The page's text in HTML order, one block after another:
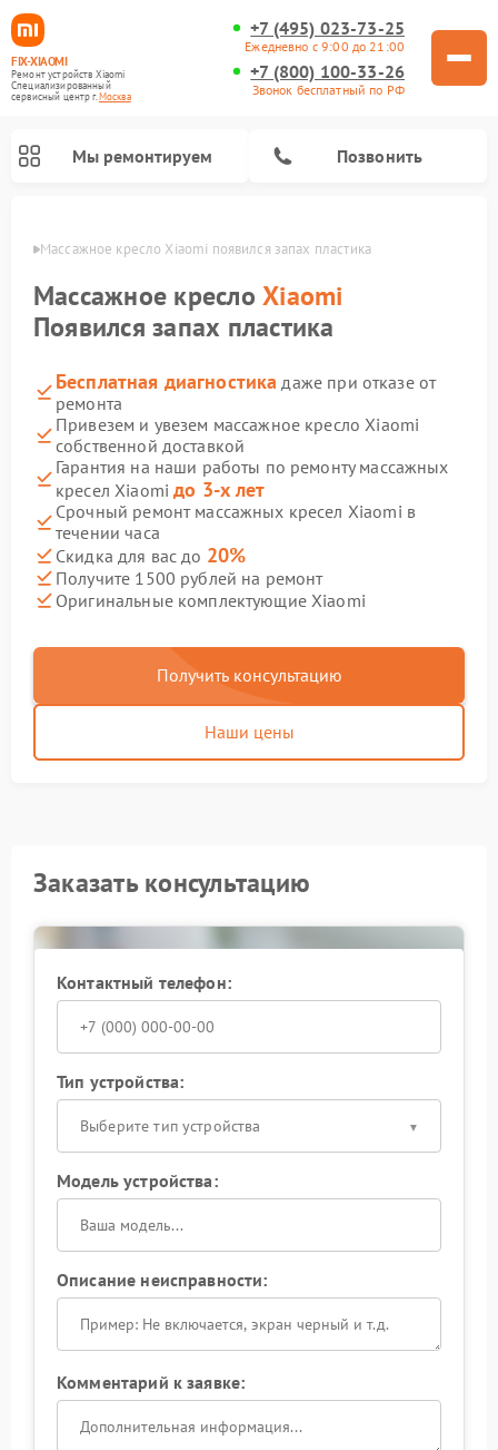
FIX-XIAOMI
Ремонт устройств Xiaomi
Специализированный
cервисный центр г.Москва
+7 (495) 023-73-25
Ежедневно с 9:00 до 21:00
+7 (800) 100-33-26
Звонок бесплатный по РФ
Мы ремонтируем Позвонить
Массажное кресло Xiaomi появился запах пластика
Массажное креслоXiaomi
Появился запах пластика
Бесплатная диагностика даже при отказе от
ремонта
Привезем и увезем массажное кресло Xiaomi
собственной доставкой
Гарантия на наши работы по ремонту массажных
кресел Xiaomiдо 3-х лет
Срочный ремонт массажных кресел Xiaomi в
течении часа
Скидка для вас до 20%
Получите 1500 рублей на ремонт
Оригинальные комплектующие Xiaomi
Получить консультацию
Наши цены
Заказать консультацию
Контактный телефон:
Тип устройства:
Выберите тип устройства
Модель устройства:
Описание неисправности:
Комментарий к заявке: